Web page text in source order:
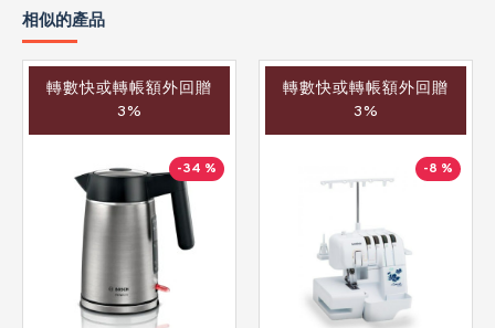
相似的產品
轉數快或轉帳額外回贈
3%
-34 %
轉數快或轉帳額外回贈
3%
-8 %